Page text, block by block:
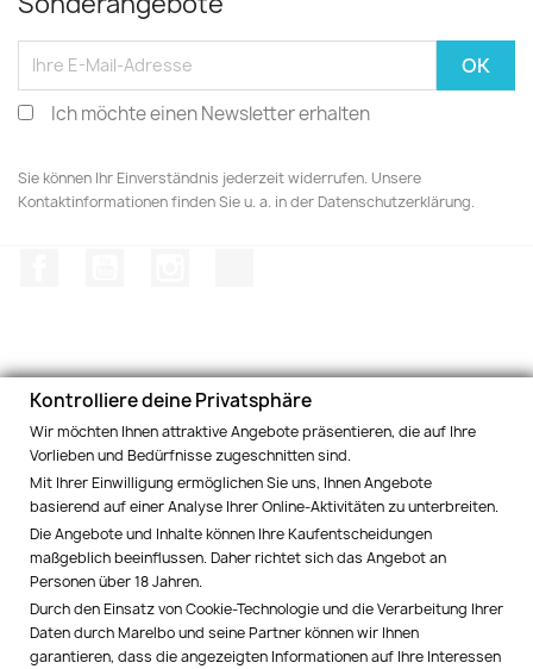
Ich möchte einen Newsletter erhalten
Sie können Ihr Einverständnis jederzeit widerrufen. Unsere
Kontaktinformationen finden Sie u. a. in der Datenschutzerklärung.
PRODUKTE
INFORMATIONEN UND BEDINGUNGEN
SOZIALE NETZWERKE
MARELBO EUROPE
IHR KONTO 
Kontrolliere deine Privatsphäre
Wir möchten Ihnen attraktive Angebote präsentieren, die auf Ihre
Vorlieben und Bedürfnisse zugeschnitten sind.
Mit Ihrer Einwilligung ermöglichen Sie uns, Ihnen Angebote
basierend auf einer Analyse Ihrer Online-Aktivitäten zu unterbreiten.
Die Angebote und Inhalte können Ihre Kaufentscheidungen
maßgeblich beeinflussen. Daher richtet sich das Angebot an
Personen über 18 Jahren.
Durch den Einsatz von Cookie-Technologie und die Verarbeitung Ihrer
Daten durch Marelbo und seine Partner können wir Ihnen
garantieren, dass die angezeigten Informationen auf Ihre Interessen